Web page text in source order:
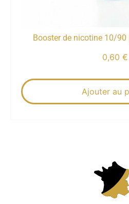
Booster de nicotine 10/90
0,60 €
Ajouter au